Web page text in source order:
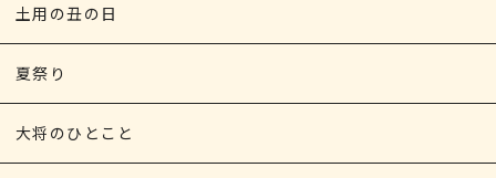
土用の丑の日
夏祭り
大将のひとこと